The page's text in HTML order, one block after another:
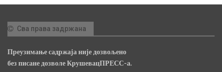
Сва права задржана
Преузимање садржаја није дозвољено
без писане дозволе КрушевацПРЕСС-а.